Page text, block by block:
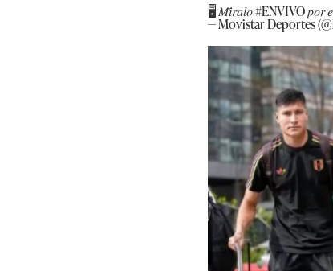
🖥️ 𝑀𝑖́𝑟𝑎𝑙𝑜#ENVIVO𝑝𝑜𝑟
— Movistar Deportes